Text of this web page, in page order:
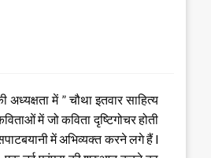
में ” चौथा इतवार साहित्य
में जो कविता दृष्टिगोचर होती
में अभिव्यक्त करने लगे हैं l